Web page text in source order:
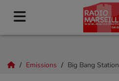
Emissions Big Bang Station